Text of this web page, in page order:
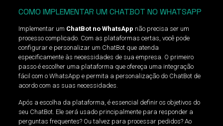
COMO IMPLEMENTAR UM CHATBOT NO WHATSAPP
Implementar um ChatBot no WhatsApp não precisa ser um
processo complicado. Com as plataformas certas, você pode
configurar e personalizar um ChatBot que atenda
especificamente às necessidades de sua empresa. O primeiro
passo é escolher uma plataforma que ofereça uma integração
fácil com o WhatsApp e permita a personalização do ChatBot de
acordo com as suas necessidades.
Após a escolha da plataforma, é essencial definir os objetivos do
seu ChatBot. Ele será usado principalmente para responder a
perguntas frequentes? Ou talvez para processar pedidos? Ao